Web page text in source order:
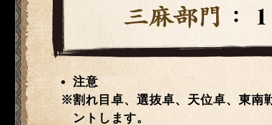
注意
割れ目卓、選抜卓、天位卓、東南
ントします。